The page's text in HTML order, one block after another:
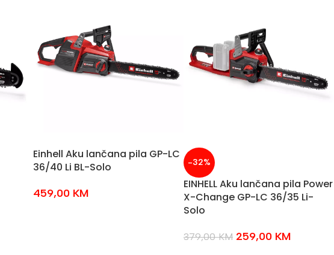
Einhell Aku lančana pila GP-LC
36/40 Li BL-Solo
459,00 KM
-32%
EINHELL Aku lančana pila Power
X-Change GP-LC 36/35 Li-
Solo
379,00KM 259,00 KM